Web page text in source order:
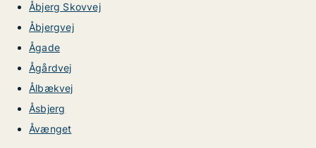
Åbjerg Skovvej
Åbjergvej
Ågade
Ågårdvej
Ålbækvej
Åsbjerg
Åvænget